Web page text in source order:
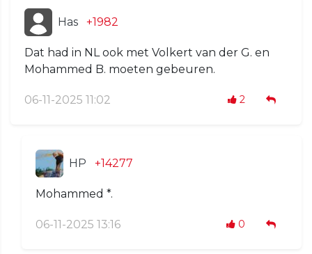
Has +1982
Dat had in NL ook met Volkert van der G. en
Mohammed B. moeten gebeuren.
06-11-2025 11:02 2
HP +14277
Mohammed *.
06-11-2025 13:16 0